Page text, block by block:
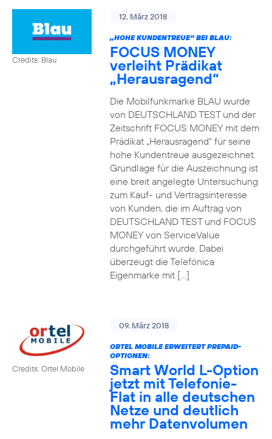
Credits: Blau
12. März 2018
„HOHE KUNDENTREUE“ BEI BLAU:
FOCUS MONEY
verleiht Prädikat
„Herausragend“
Die Mobilfunkmarke BLAU wurde
von DEUTSCHLAND TEST und der
Zeitschrift FOCUS MONEY mit dem
Prädikat „Herausragend“ für seine
hohe Kundentreue ausgezeichnet.
Grundlage für die Auszeichnung ist
eine breit angelegte Untersuchung
zum Kauf- und Vertragsinteresse
von Kunden, die im Auftrag von
DEUTSCHLAND TEST und FOCUS
MONEY von ServiceValue
durchgeführt wurde. Dabei
überzeugt die Telefónica
Eigenmarke mit […]
Credits: Ortel Mobile
09. März 2018
ORTEL MOBILE ERWEITERT PREPAID-
OPTIONEN:
Smart World L-Option
jetzt mit Telefonie-
Flat in alle deutschen
Netze und deutlich
mehr Datenvolumen